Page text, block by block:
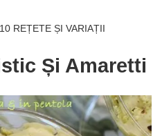
REȚETE ȘI VARIAȚII
Și Amaretti